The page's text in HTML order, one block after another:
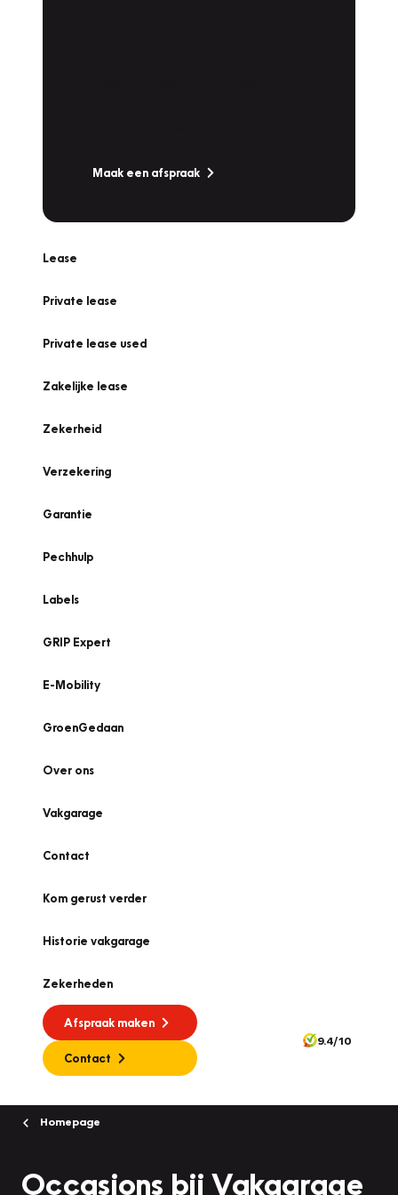
Maak een afspraak
Lease
Private lease
Private lease used
Zakelijke lease
Zekerheid
Verzekering
Garantie
Pechhulp
Labels
GRIP Expert
E-Mobility
GroenGedaan
Over ons
Vakgarage
Contact
Kom gerust verder
Historie vakgarage
Zekerheden
Afspraak maken
Contact
9.4/10
Homepage
Occasions bij Vakgarage